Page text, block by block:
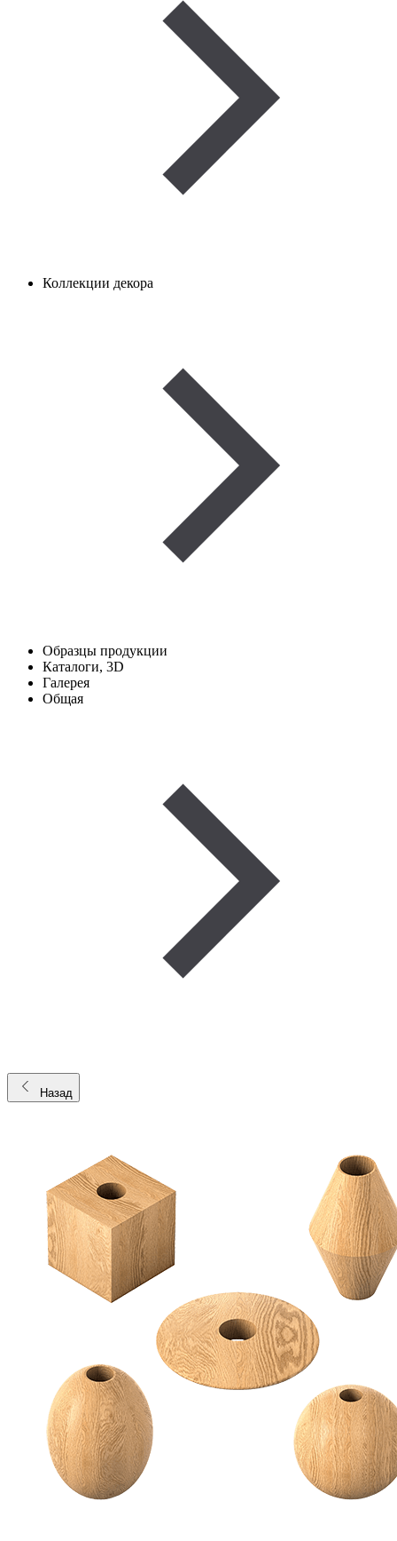
Коллекции декора
Образцы продукции
Каталоги, 3D
Галерея
Общая
Назад